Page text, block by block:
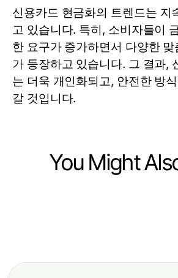
신용카드 현금화의 트렌드는 지
고 있습니다. 특히, 소비자들이
한 요구가 증가하면서 다양한
가 등장하고 있습니다. 그 결과,
는 더욱 개인화되고, 안전한 방
갈 것입니다.
You Might
Walkthrough: A
2026 Guide to Crypto